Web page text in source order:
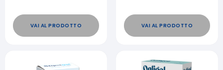
VAI AL PRODOTTO VAI AL PRODOTTO